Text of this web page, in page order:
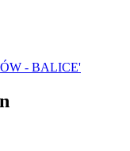
- BALICE'